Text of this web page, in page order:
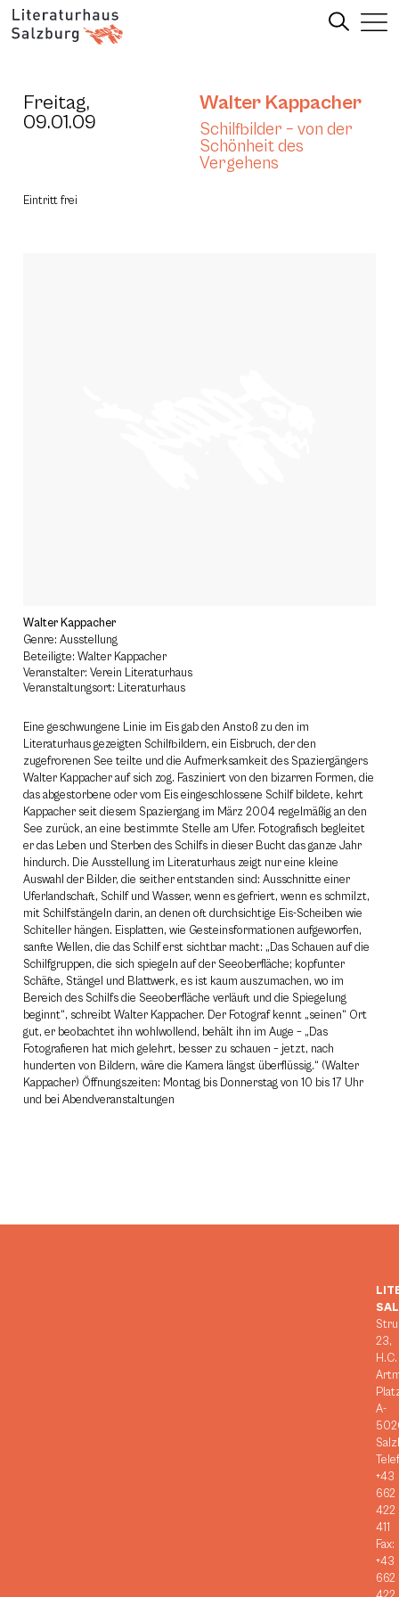
Freitag,
09.01.09
Walter Kappacher
Schilfbilder – von der
Schönheit des
Vergehens
Eintritt frei
Walter Kappacher
Genre: Ausstellung
Beteiligte: Walter Kappacher
Veranstalter: Verein Literaturhaus
Veranstaltungsort: Literaturhaus
Eine geschwungene Linie im Eis gab den Anstoß zu den im
Literaturhaus gezeigten Schilfbildern, ein Eisbruch, der den
zugefrorenen See teilte und die Aufmerksamkeit des Spaziergängers
Walter Kappacher auf sich zog. Fasziniert von den bizarren Formen, die
das abgestorbene oder vom Eis eingeschlossene Schilf bildete, kehrt
Kappacher seit diesem Spaziergang im März 2004 regelmäßig an den
See zurück, an eine bestimmte Stelle am Ufer. Fotografisch begleitet
er das Leben und Sterben des Schilfs in dieser Bucht das ganze Jahr
hindurch. Die Ausstellung im Literaturhaus zeigt nur eine kleine
Auswahl der Bilder, die seither entstanden sind: Ausschnitte einer
Uferlandschaft, Schilf und Wasser, wenn es gefriert, wenn es schmilzt,
mit Schilfstängeln darin, an denen oft durchsichtige Eis-Scheiben wie
Schiteller hängen. Eisplatten, wie Gesteinsformationen aufgeworfen,
sanfte Wellen, die das Schilf erst sichtbar macht: „Das Schauen auf die
Schilfgruppen, die sich spiegeln auf der Seeoberfläche; kopfunter
Schäfte, Stängel und Blattwerk, es ist kaum auszumachen, wo im
Bereich des Schilfs die Seeoberfläche verläuft und die Spiegelung
beginnt“, schreibt Walter Kappacher. Der Fotograf kennt „seinen“ Ort
gut, er beobachtet ihn wohlwollend, behält ihn im Auge – „Das
Fotografieren hat mich gelehrt, besser zu schauen – jetzt, nach
hunderten von Bildern, wäre die Kamera längst überflüssig.“ (Walter
Kappacher) Öffnungszeiten: Montag bis Donnerstag von 10 bis 17 Uhr
und bei Abendveranstaltungen
23,
H.C.
A-
+43
662
422
411
Fax:
+43
662